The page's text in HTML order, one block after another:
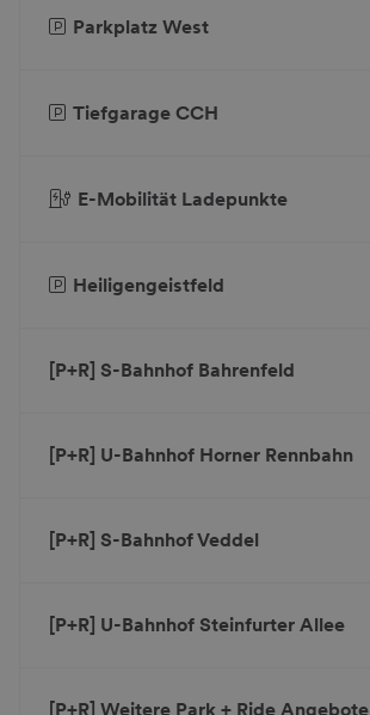
Parkplatz West
Tiefgarage CCH
E-Mobilität Ladepunkte
Heiligengeistfeld
[P+R] S-Bahnhof Bahrenfeld
[P+R] U-Bahnhof Horner Rennbahn
[P+R] S-Bahnhof Veddel
[P+R] U-Bahnhof Steinfurter Allee
[P+R] Weitere Park + Ride Angebote